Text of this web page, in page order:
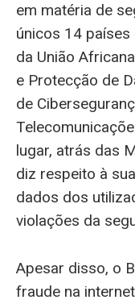
em matéria de
únicos 14 países
da União
e Protecção de
de
lugar, atrás das
diz respeito à
dados dos
violações da
Apesar disso, o
fraude na